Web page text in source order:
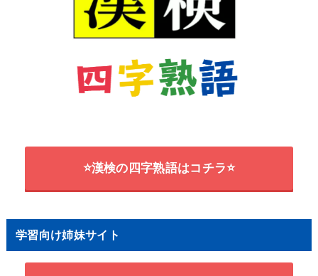
⭐漢検の四字熟語はコチラ⭐
学習向け姉妹サイト